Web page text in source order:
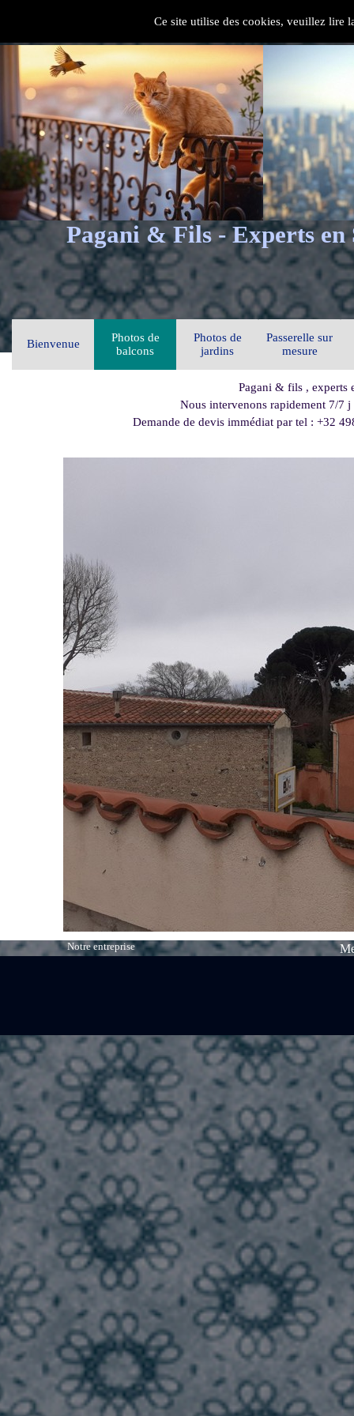
Ce site utilise des cookies, veuillez lire
Pagani & Fils - Experts en
Bienvenue
Photos de
balcons
Photos de
jardins
Passerelle sur
mesure
Pagani & fils , experts
Nous intervenons rapidement 7/7
Demande de devis immédiat par tel : +32
Notre entreprise